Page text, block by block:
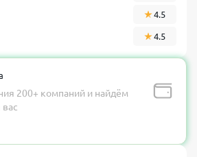
4.5
4.5
200+ компаний и найдём